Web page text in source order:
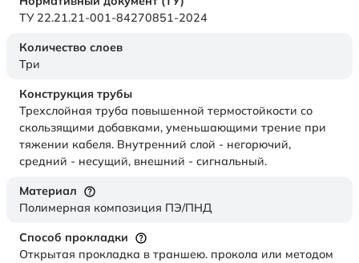
ТУ 22.21.21-001-84270851-2024
Количество слоев
Три
Конструкция трубы
Трехслойная труба повышенной термостойкости со
скользящими добавками, уменьшающими трение при
тяжении кабеля. Внутренний слой - негорючий,
средний - несущий, внешний - сигнальный.
Материал
Полимерная композиция ПЭ/ПНД
Способ прокладки
Открытая прокладка в траншею. прокола или методом